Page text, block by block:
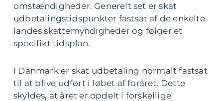
omstændigheder. Generelt set er skat
udbetalingstidspunkter fastsat af de enkelte
landes skattemyndigheder og følger et
specifikt tidsplan.
I Danmark er skat udbetaling normalt fastsat
til at blive udført i løbet af foråret. Dette
skyldes, at året er opdelt i forskellige